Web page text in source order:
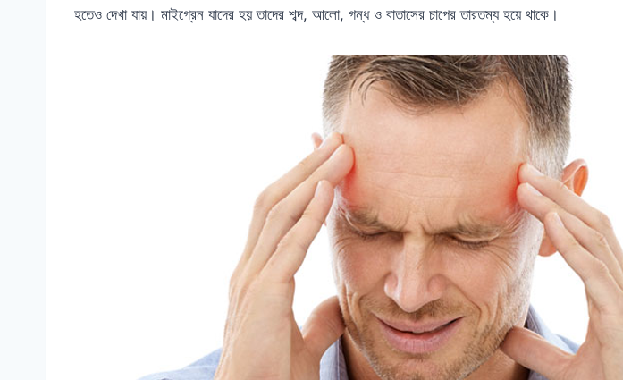
হতেও দেখা যায়। মাইগ্রেন যাদের হয় তাদের শব্দ, আলো, গন্ধ ও বাতাসের চাপের তারতম্য হয়ে থাকে।